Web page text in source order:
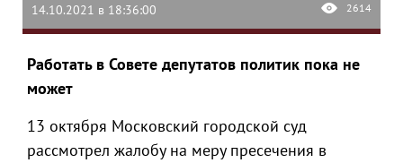
14.10.2021 в 18:36:00 2614
Работать в Совете депутатов политик пока не
может
13 октября Московский городской суд
рассмотрел жалобу на меру пресечения в